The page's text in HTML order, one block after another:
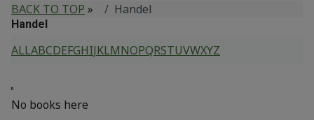
BACK TO TOP » Handel
Handel
ALLABCDEFGHIJKLMNOPQRSTUVWXYZ
R
No books here